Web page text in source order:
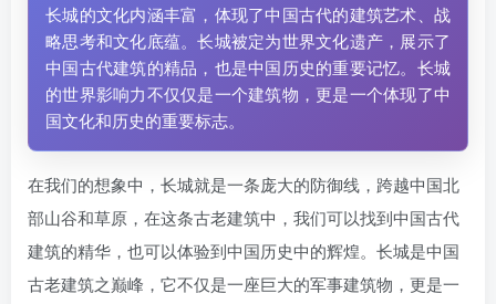
长城的文化内涵丰富，体现了中国古代的建筑艺术、战
略思考和文化底蕴。长城被定为世界文化遗产，展示了
中国古代建筑的精品，也是中国历史的重要记忆。长城
的世界影响力不仅仅是一个建筑物，更是一个体现了中
国文化和历史的重要标志。
在我们的想象中，长城就是一条庞大的防御线，跨越中国北
部山谷和草原，在这条古老建筑中，我们可以找到中国古代
建筑的精华，也可以体验到中国历史中的辉煌。长城是中国
古老建筑之巅峰，它不仅是一座巨大的军事建筑物，更是一